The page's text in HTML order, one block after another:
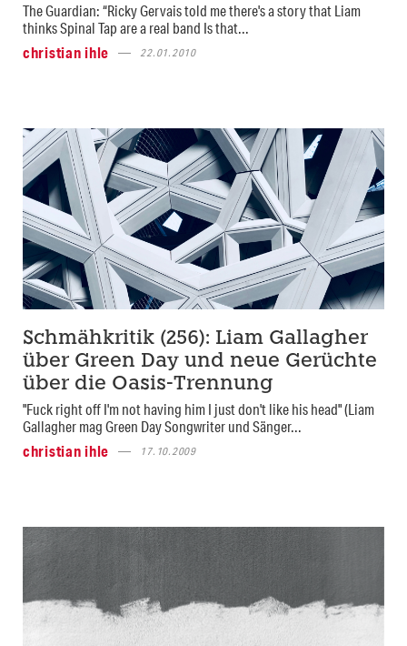
The Guardian: “Ricky Gervais told me there's a story that Liam
thinks Spinal Tap are a real band Is that...
christian ihle
22.01.2010
Schmähkritik (256): Liam Gallagher
über Green Day und neue Gerüchte
über die Oasis-Trennung
"Fuck right off I'm not having him I just don't like his head" (Liam
Gallagher mag Green Day Songwriter und Sänger...
christian ihle
17.10.2009